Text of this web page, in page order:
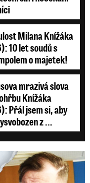
Milana Knížáka
10 let soudů s
o majetek!
mrazivá slova
Knížáka
Přál jsem si, aby
z ...
Krvavá nakládačka